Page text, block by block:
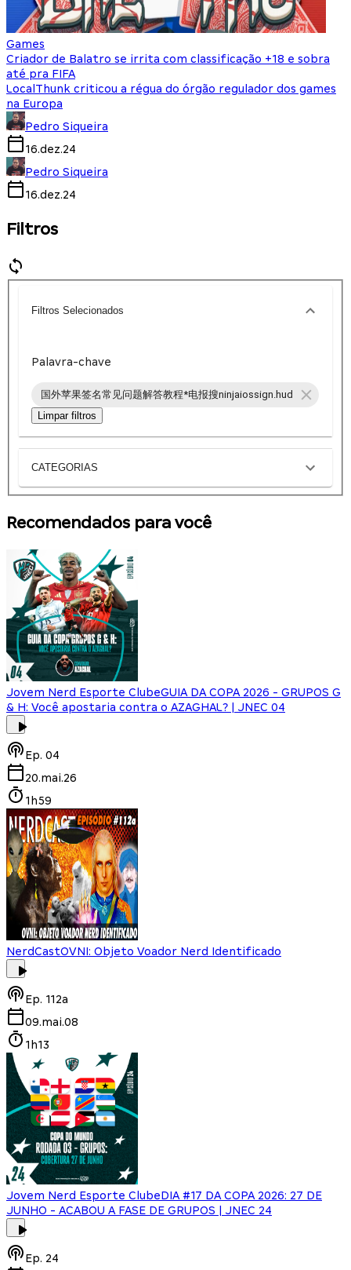
Games
Criador de Balatro se irrita com classificação +18 e sobra
até pra FIFA
LocalThunk criticou a régua do órgão regulador dos games
na Europa
Pedro Siqueira
16.dez.24
Pedro Siqueira
16.dez.24
Filtros
Filtros Selecionados
Palavra-chave
国外苹果签名常见问题解答教程*电报搜ninjaiossign.hud
Limpar filtros
CATEGORIAS
Recomendados para você
Jovem Nerd Esporte ClubeGUIA DA COPA 2026 - GRUPOS G
& H: Você apostaria contra o AZAGHAL? | JNEC 04
Ep. 04
20.mai.26
1h59
NerdCastOVNI: Objeto Voador Nerd Identificado
Ep. 112a
09.mai.08
1h13
Jovem Nerd Esporte ClubeDIA #17 DA COPA 2026: 27 DE
JUNHO - ACABOU A FASE DE GRUPOS | JNEC 24
Ep. 24